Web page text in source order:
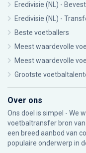
Eredivisie (NL) -
Eredivisie (NL) -
Beste voetballers
Meest waardevolle
Meest waardevolle
Grootste
Over ons
Ons doel is simpel - We
voetbaltransfer bron
een breed aanbod van
populaire onderwerp in